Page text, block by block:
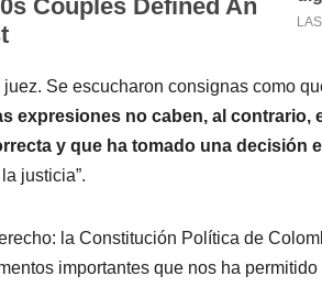
Se escucharon consignas como
expresiones no caben, al contrario,
y que ha tomado una decisión
justicia”.
la Constitución Política de
importantes que nos ha